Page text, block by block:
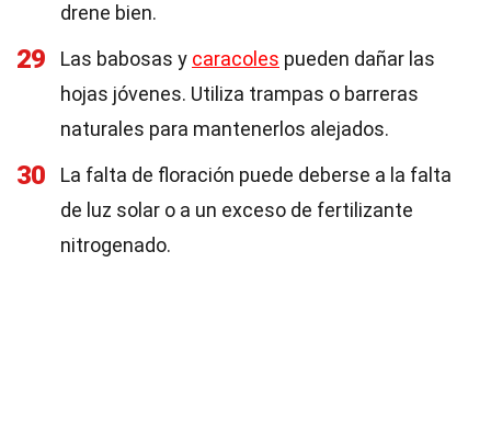
drene bien.
29 Las babosas y caracoles pueden dañar las
hojas jóvenes. Utiliza trampas o barreras
naturales para mantenerlos alejados.
30
La falta de floración puede deberse a la falta
de luz solar o a un exceso de fertilizante
nitrogenado.